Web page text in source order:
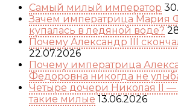
Самый милый император
Зачем императрица Мария
купалась в ледяной воде?
Почему Александр III
22.07.2026
Почему императрица
Федоровна никогда не
Четыре дочери Николая II —
такие милые 13.06.2026